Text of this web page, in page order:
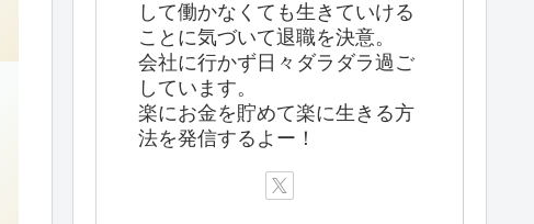
して働かなくても生きていける
ことに気づいて退職を決意。
会社に行かず日々ダラダラ過ご
しています。
楽にお金を貯めて楽に生きる方
法を発信するよー！